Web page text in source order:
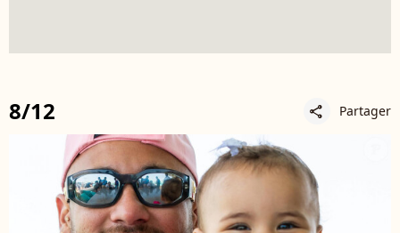
8/12 share Partager